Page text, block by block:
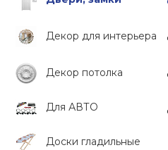
Декор для интерьера
Декор потолка
Для АВТО
Доски гладильные